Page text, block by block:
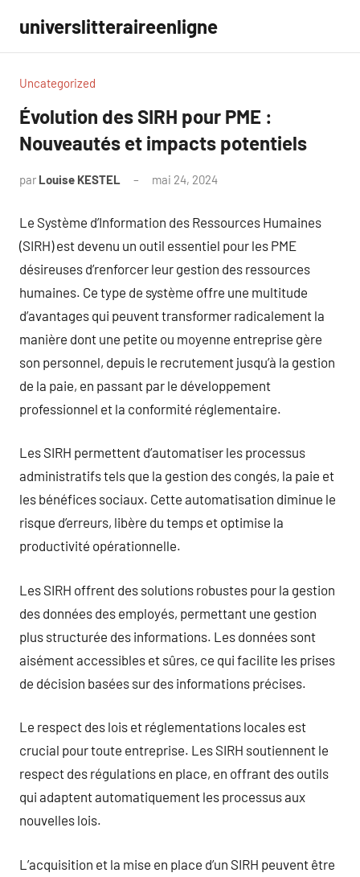
contenu
universlitteraireenligne
Uncategorized
Évolution des SIRH pour PME :
Nouveautés et impacts potentiels
par Louise KESTEL mai 24, 2024
Le Système d’Information des Ressources Humaines
(SIRH) est devenu un outil essentiel pour les PME
désireuses d’renforcer leur gestion des ressources
humaines. Ce type de système offre une multitude
d’avantages qui peuvent transformer radicalement la
manière dont une petite ou moyenne entreprise gère
son personnel, depuis le recrutement jusqu’à la gestion
de la paie, en passant par le développement
professionnel et la conformité réglementaire.
Les SIRH permettent d’automatiser les processus
administratifs tels que la gestion des congés, la paie et
les bénéfices sociaux. Cette automatisation diminue le
risque d’erreurs, libère du temps et optimise la
productivité opérationnelle.
Les SIRH offrent des solutions robustes pour la gestion
des données des employés, permettant une gestion
plus structurée des informations. Les données sont
aisément accessibles et sûres, ce qui facilite les prises
de décision basées sur des informations précises.
Le respect des lois et réglementations locales est
crucial pour toute entreprise. Les SIRH soutiennent le
respect des régulations en place, en offrant des outils
qui adaptent automatiquement les processus aux
nouvelles lois.
L’acquisition et la mise en place d’un SIRH peuvent être